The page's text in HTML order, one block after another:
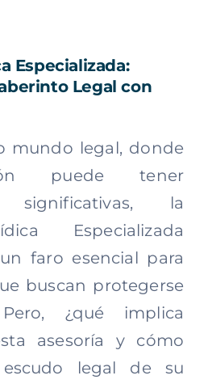
Especializada:
Legal con
mundo legal, donde
puede tener
significativas, la
Especializada
faro esencial para
buscan protegerse
¿qué implica
asesoría y cómo
legal de su